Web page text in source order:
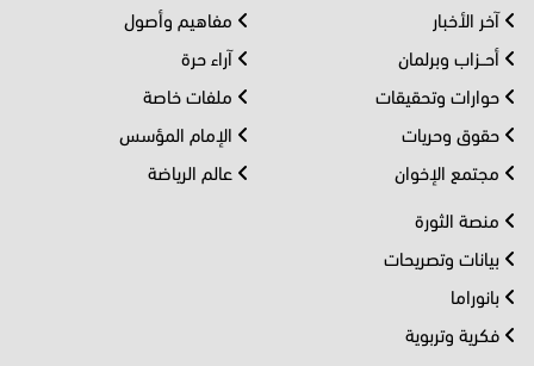
آخر الأخبار
أحــزاب وبرلمان
حوارات وتحقيقات
حقوق وحريات
مجتمع الإخوان
مفاهيم وأصول
آراء حرة
ملفات خاصة
الإمام المؤسس
عالم الرياضة
منصة الثورة
بيانات وتصريحات
بانوراما
فكرية وتربوية